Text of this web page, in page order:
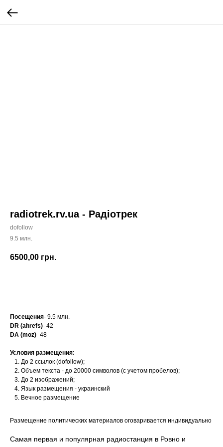
radiotrek.rv.ua - Радіотрек
dofollow
9.5 млн.
6500,00 грн.
Посещения- 9.5 млн.
DR (ahrefs)- 42
DA (moz)- 48
Условия размещения:
До 2 ссылок (dofollow);
Объем текста - до 20000 символов (с учетом пробелов);
До 2 изображений;
Язык размещения - украинский
Вечное размещение
Размещение политических материалов оговаривается индивидуально
Самая первая и популярная радиостанция в Ровно и